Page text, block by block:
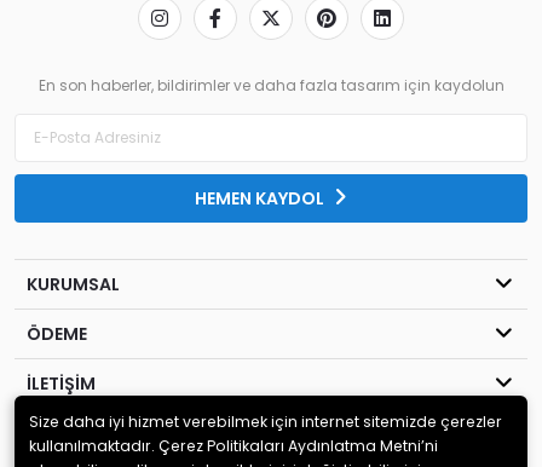
En son haberler, bildirimler ve daha fazla tasarım için kaydolun
HEMEN KAYDOL
KURUMSAL
ÖDEME
İLETİŞİM
© 2020MİLENYUM YAYINCILIK. Tüm hakları saklıdır.
Size daha iyi hizmet verebilmek için internet sitemizde çerezler
kullanılmaktadır. Çerez Politikaları Aydınlatma Metni’ni